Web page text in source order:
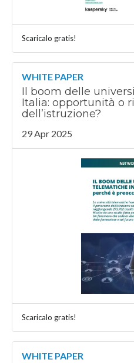
Scaricalo gratis!
WHITE PAPER
Il boom delle
Italia: opportunità o
dell’istruzione?
29 Apr 2025
Scaricalo gratis!
WHITE PAPER